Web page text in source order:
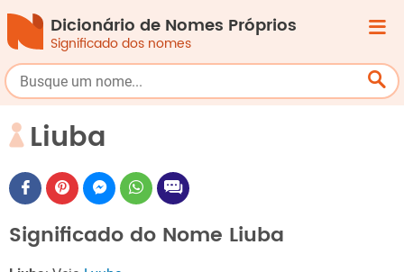
Dicionário de Nomes Próprios
Significado dos nomes
Liuba
Significado do Nome Liuba